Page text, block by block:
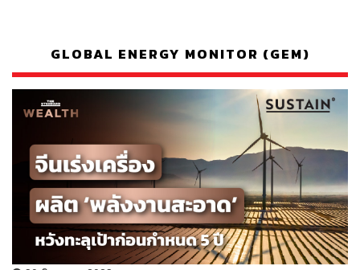
GLOBAL ENERGY MONITOR (GEM)